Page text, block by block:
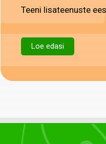
Teeni lisateenuste
Loe edasi